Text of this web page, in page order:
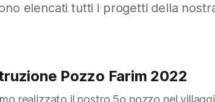
elencati tutti i progetti della
Pozzo Farim 2022
realizzato il nostro 5o pozzo nel